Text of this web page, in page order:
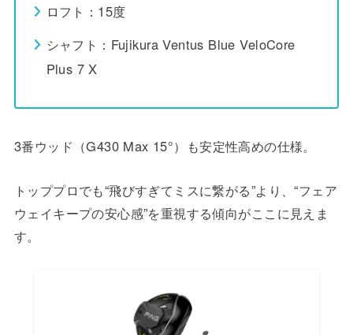
ロフト：15度
シャフト：Fujikura Ventus Blue VeloCore
Plus 7 X
3番ウッド（G430 Max 15°）も安定性高めの仕様。
トッププロでも“飛びすぎてミスに繋がる”より、“フェア
ウェイキープの安心感”を重視する傾向がここに見えま
す。